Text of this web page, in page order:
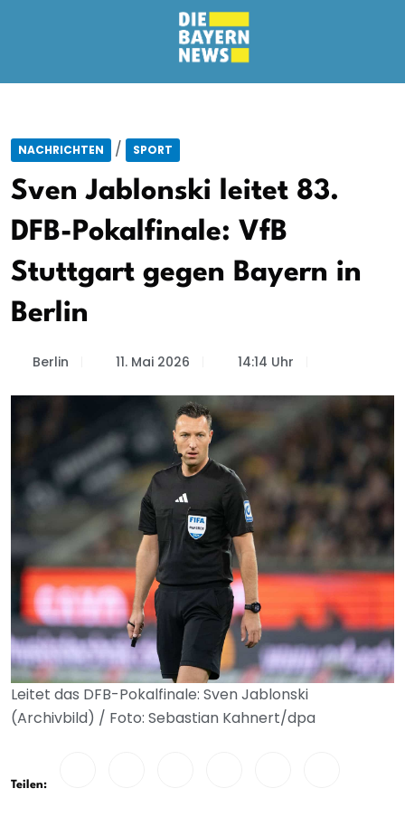
NACHRICHTEN / SPORT
Sven Jablonski leitet 83.
DFB-Pokalfinale: VfB
Stuttgart gegen Bayern in
Berlin
Berlin 11. Mai 2026 14:14 Uhr
Leitet das DFB-Pokalfinale: Sven Jablonski
(Archivbild) / Foto: Sebastian Kahnert/dpa
Teilen: